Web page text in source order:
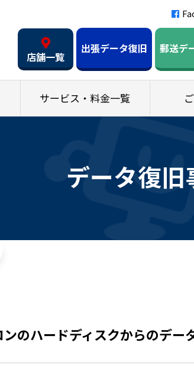
店舗一覧
出張データ復旧 郵送デ
サービス・料金一覧
データ復旧
のハードディスクからのデー